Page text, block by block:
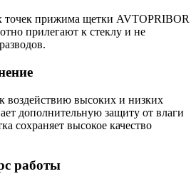
точек прижима щетки AVTOPRIBOR
прилегают к стеклу и не
воздействию высоких и низких
дополнительную защиту от влаги
сохраняет высокое качество
работы